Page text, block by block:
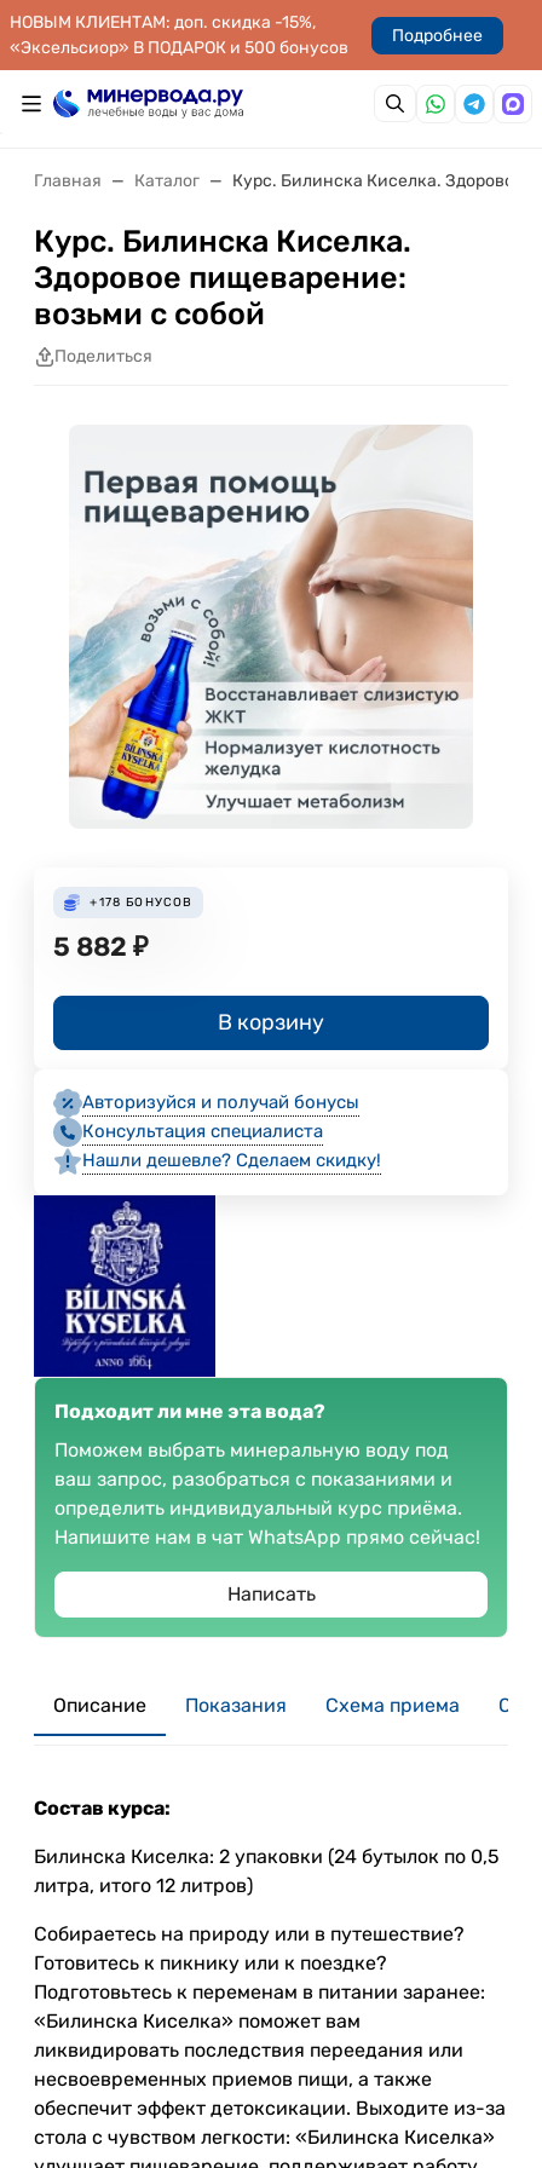
НОВЫМ КЛИЕНТАМ: доп. скидка -15%,
«Эксельсиор» В ПОДАРОК и 500 бонусов
Подробнее
Главная Каталог Курс. Билинска Киселка. Здоровое
Курс. Билинска Киселка.
Здоровое пищеварение:
возьми с собой
Поделиться
+178 БОНУСОВ
5 882 ₽
В корзину
Авторизуйся и получай бонусы
Консультация специалиста
Нашли дешевле? Сделаем скидку!
Подходит ли мне эта вода?
Поможем выбрать минеральную воду под
ваш запрос, разобраться с показаниями и
определить индивидуальный курс приёма.
Напишите нам в чат WhatsApp прямо сейчас!
Написать
Описание Показания Схема приема
Состав курса:
Билинска Киселка: 2 упаковки (24 бутылок по 0,5
литра, итого 12 литров)
Собираетесь на природу или в путешествие?
Готовитесь к пикнику или к поездке?
Подготовьтесь к переменам в питании заранее:
«Билинска Киселка» поможет вам
ликвидировать последствия переедания или
несвоевременных приемов пищи, а также
обеспечит эффект детоксикации. Выходите из-за
стола с чувством легкости: «Билинска Киселка»